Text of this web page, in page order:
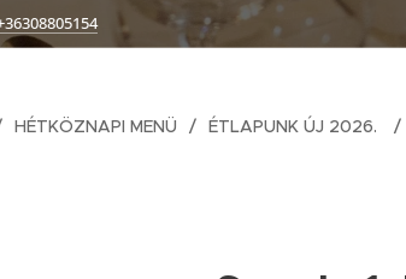
HÉTKÖZNAPI MENÜ ÉTLAPUNK ÚJ 2026.